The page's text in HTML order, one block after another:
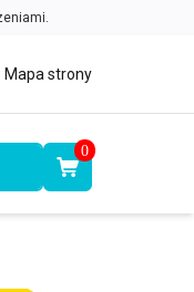
Mapa strony
0